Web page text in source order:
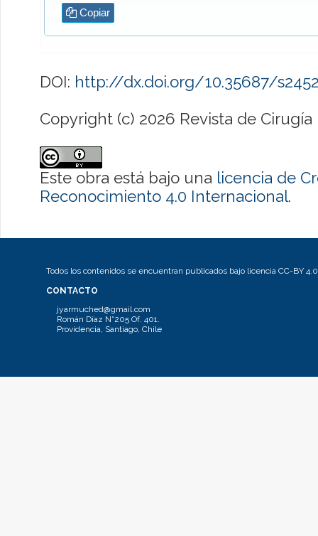
Copiar
DOI: http://dx.doi.org/10.35687/
Copyright (c) 2026 Revista de Cirugía
Este obra está bajo una licencia de
Reconocimiento 4.0 Internacional.
Todos los contenidos se encuentran publicados bajo licencia CC-BY 4.0
CONTACTO
jyarmuched@gmail.com
Román Díaz N°205 Of. 401.
Providencia, Santiago, Chile